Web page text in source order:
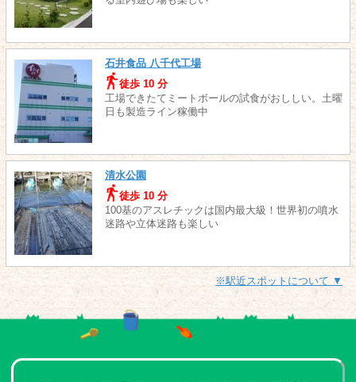
石井食品 八千代工場
徒歩 10 分
工場できたてミートボールの試食がおししい。土曜
日も製造ライン稼働中
清水公園
徒歩 10 分
100基のアスレチックは国内最大級！世界初の噴水
迷路や立体迷路も楽しい
※駅近スポットについて ▼